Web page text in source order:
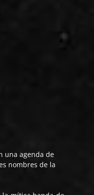
una agenda de
nombres de la